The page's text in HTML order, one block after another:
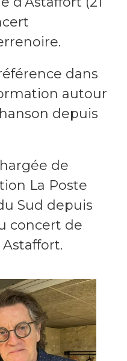
dans
autour
depuis
de
La Poste
Sud depuis
concert de